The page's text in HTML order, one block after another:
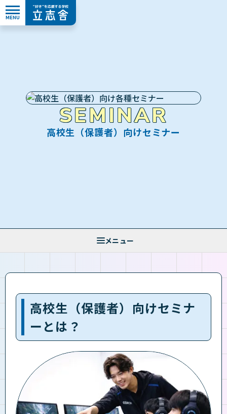
MENU
”好き”を応援する学校 立志舎
高校生（保護者）向けセミナー
SEMINAR
高校生（保護者）向けセミナ
ーとは？